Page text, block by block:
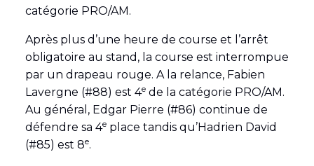
catégorie PRO/AM.
Après plus d’une heure de course et l’arrêt
obligatoire au stand, la course est interrompue
par un drapeau rouge. A la relance, Fabien
Lavergne (#88) est 4ede la catégorie PRO/AM.
Au général, Edgar Pierre (#86) continue de
défendre sa 4eplace tandis qu’Hadrien David
(#85) est 8e.